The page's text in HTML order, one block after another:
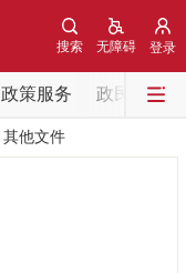
登录
无障碍
搜索
政策服务 政民互动
中央部委动态
其他文件